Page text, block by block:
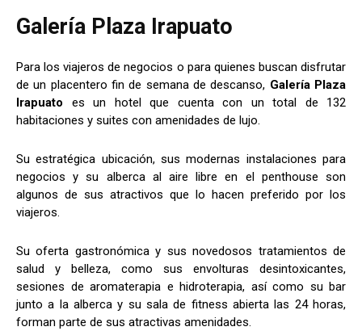
Galería Plaza Irapuato
Para los viajeros de negocios o para quienes buscan disfrutar
de un placentero fin de semana de descanso, Galería Plaza
Irapuato es un hotel que cuenta con un total de 132
habitaciones y suites con amenidades de lujo.
Su estratégica ubicación, sus modernas instalaciones para
negocios y su alberca al aire libre en el penthouse son
algunos de sus atractivos que lo hacen preferido por los
viajeros.
Su oferta gastronómica y sus novedosos tratamientos de
salud y belleza, como sus envolturas desintoxicantes,
sesiones de aromaterapia e hidroterapia, así como su bar
junto a la alberca y su sala de fitness abierta las 24 horas,
forman parte de sus atractivas amenidades.